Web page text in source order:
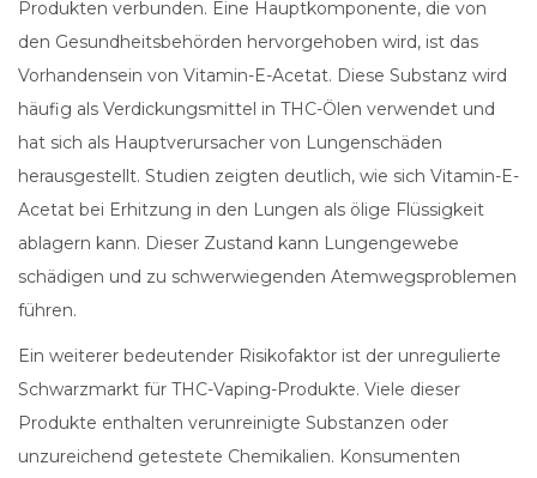
Produkten verbunden. Eine Hauptkomponente, die von
den Gesundheitsbehörden hervorgehoben wird, ist das
Vorhandensein von Vitamin-E-Acetat. Diese Substanz wird
häufig als Verdickungsmittel in THC-Ölen verwendet und
hat sich als Hauptverursacher von Lungenschäden
herausgestellt. Studien zeigten deutlich, wie sich Vitamin-E-
Acetat bei Erhitzung in den Lungen als ölige Flüssigkeit
ablagern kann. Dieser Zustand kann Lungengewebe
schädigen und zu schwerwiegenden Atemwegsproblemen
führen.
Ein weiterer bedeutender Risikofaktor ist der unregulierte
Schwarzmarkt für THC-Vaping-Produkte. Viele dieser
Produkte enthalten verunreinigte Substanzen oder
unzureichend getestete Chemikalien. Konsumenten